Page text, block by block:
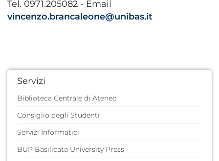
Tel. 0971.205082 - Email
vincenzo.brancaleone@unibas.it
Servizi
Biblioteca Centrale di Ateneo
Consiglio degli Studenti
Servizi Informatici
BUP Basilicata University Press